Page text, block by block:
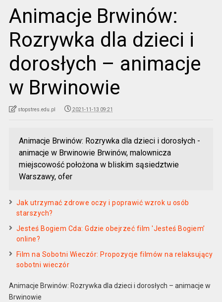
Animacje Brwinów:
Rozrywka dla dzieci i
dorosłych – animacje
w Brwinowie
stopstres.edu.pl 2021-11-13 09:21
Animacje Brwinów: Rozrywka dla dzieci i dorosłych -
animacje w Brwinowie Brwinów, malownicza
miejscowość położona w bliskim sąsiedztwie
Warszawy, ofer
Jak utrzymać zdrowe oczy i poprawić wzrok u osób
starszych?
Jesteś Bogiem Cda: Gdzie obejrzeć film 'Jesteś Bogiem’
online?
Film na Sobotni Wieczór: Propozycje filmów na relaksujący
sobotni wieczór
Animacje Brwinów: Rozrywka dla dzieci i dorosłych – animacje w
Brwinowie